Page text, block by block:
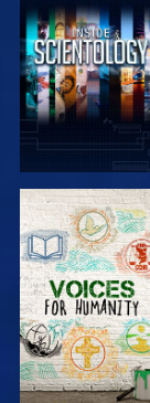
DÉCOUVRIR
LES SÉRIES